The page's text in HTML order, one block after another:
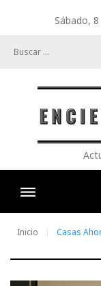
Sábado,
Inicio Casas